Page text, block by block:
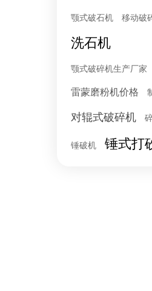
颚式破石机 移动破
洗石机
颚式破碎机生产厂家
雷蒙磨粉机价格
对辊式破碎机
锤破机 锤式打